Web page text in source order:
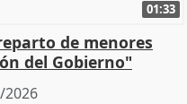
01:33
de menores
del Gobierno"
2026